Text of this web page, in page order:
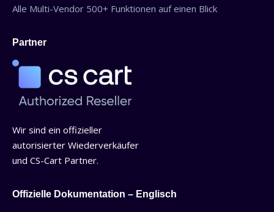
Alle Multi-Vendor 500+ Funktionen auf einen Blick
Partner
Wir sind ein offizieller
autorisierter Wiederverkäufer
und CS-Cart Partner.
Offizielle Dokumentation – Englisch